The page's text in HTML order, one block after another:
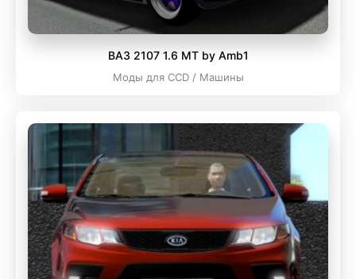
ВАЗ 2107 1.6 MT by Amb1
Моды для CCD / Машины